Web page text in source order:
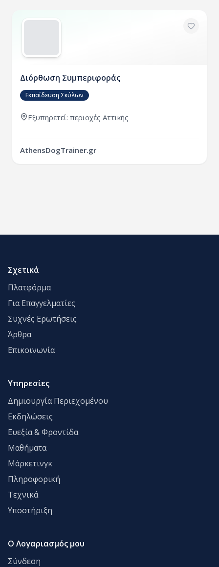
Διόρθωση Συμπεριφοράς
Εκπαίδευση Σκύλων
Εξυπηρετεί: περιοχές Αττικής
AthensDogTrainer.gr
Σχετικά
Πλατφόρμα
Για Επαγγελματίες
Συχνές Ερωτήσεις
Άρθρα
Επικοινωνία
Υπηρεσίες
Δημιουργία Περιεχομένου
Εκδηλώσεις
Ευεξία & Φροντίδα
Μαθήματα
Μάρκετινγκ
Πληροφορική
Τεχνικά
Υποστήριξη
Ο Λογαριασμός μου
Σύνδεση